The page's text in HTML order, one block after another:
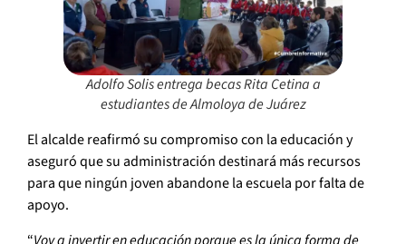
Adolfo Solis entrega becas Rita Cetina a
estudiantes de Almoloya de Juárez
El alcalde reafirmó su compromiso con la educación y
aseguró que su administración destinará más recursos
para que ningún joven abandone la escuela por falta de
apoyo.